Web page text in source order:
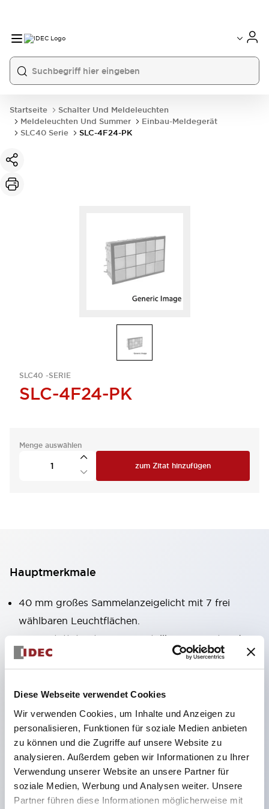
Diese Webseite verwendet Cookies
Wir verwenden Cookies, um Inhalte und Anzeigen zu
personalisieren, Funktionen für soziale Medien anbieten
zu können und die Zugriffe auf unsere Website zu
analysieren. Außerdem geben wir Informationen zu Ihrer
Verwendung unserer Website an unsere Partner für
soziale Medien, Werbung und Analysen weiter. Unsere
Partner führen diese Informationen möglicherweise mit
Startseite
Schalter Und Meldeleuchten
Meldeleuchten Und Summer
Einbau-Meldegerät
SLC40 Serie
SLC-4F24-PK
SLC40 -SERIE
SLC-4F24-PK
Menge auswählen
zum Zitat hinzufügen
Hauptmerkmale
40 mm großes Sammelanzeigelicht mit 7 frei
wählbaren Leuchtflächen.
Ausgestattet mit einem verstellbaren Fenster, das
auch bei der Montage in großer Höhe gut sichtbar
Verwendung von superhellen, flächenstrahlenden
Super-LEDs.
Durch die Verwendung der SS-Klemmenstruktur
wird der Verkabelungsaufwand reduziert, zudem
sind Klemmenabdeckung und Gehäuse in einem
Stück gefertigt und eine
Schraubenverlustsicherung realisiert.